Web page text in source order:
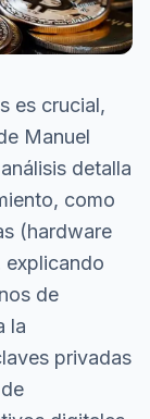
es crucial,
Manuel
detalla
como
(hardware
explicando
de
la
privadas